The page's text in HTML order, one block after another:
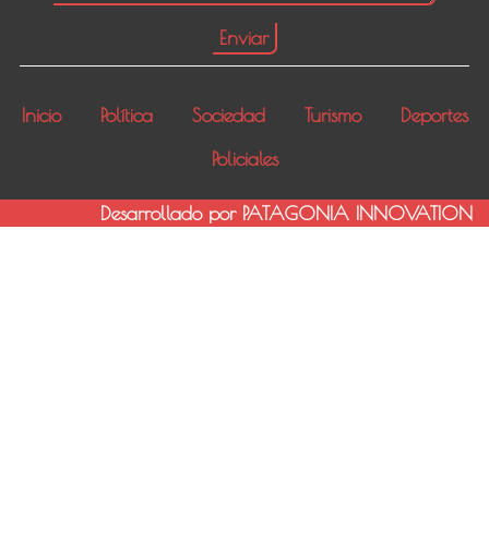
Inicio Política Sociedad Turismo
Deportes
Policiales
Desarrollado por PATAGONIA INNOVATION